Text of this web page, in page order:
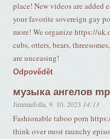
place! New videos are added
your favorite sovereign gay
more! We organize https://
cubs, otters, bears,
are unceasing!
Odpovědět
музыка ангелов
Jimmiefolla ,9. 10. 2023 14:13
Fashionable taboo porn
think over most raunchy